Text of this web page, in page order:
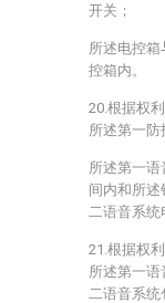
开关；
所述电控
控箱内。
20.根据权
所述第一防
所述第一
间内和所
二语音系统
21.根据权
所述第一
二语音系统